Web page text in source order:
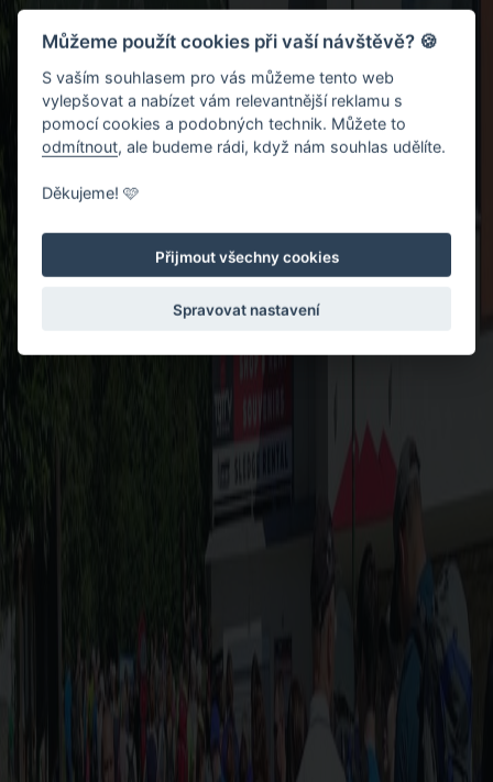
Můžeme použít cookies při vaší návštěvě? 🍪
S vaším souhlasem pro vás můžeme tento web
vylepšovat a nabízet vám relevantnější reklamu s
pomocí cookies a podobných technik. Můžete to
odmítnout, ale budeme rádi, když nám souhlas udělíte.
Děkujeme! 🩷
Přijmout všechny cookies
Spravovat nastavení